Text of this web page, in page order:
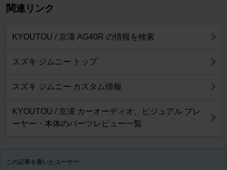
関連リンク
KYOUTOU / 京濤 AG40R の情報を検索
スズキ ジムニー トップ
スズキ ジムニー カスタム情報
KYOUTOU / 京濤 カーオーディオ、ビジュアル プレ
ーヤー・本体のパーツレビュー一覧
この記事を書いたユーザー